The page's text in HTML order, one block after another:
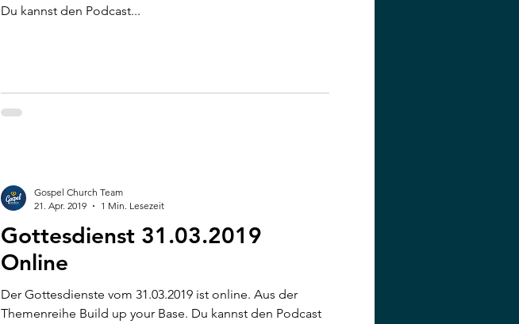
Du kannst den Podcast...
Gottesdienst 31.03.2019
Online
Der Gottesdienste vom 31.03.2019 ist online. Aus der
Themenreihe Build up your Base. Du kannst den Podcast
Gospel Church Team
21. Apr. 2019
1 Min. Lesezeit